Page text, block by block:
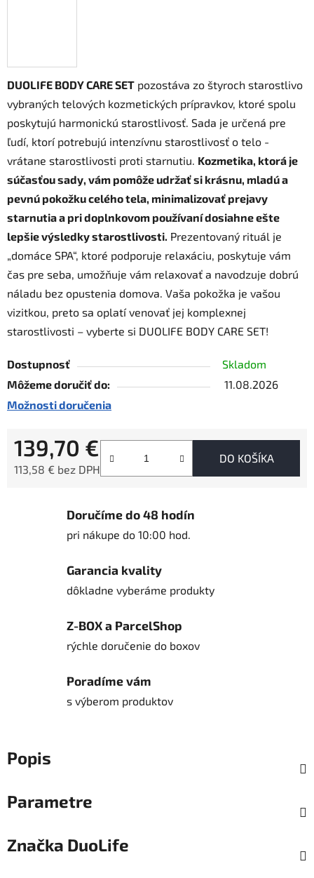
DUOLIFE BODY CARE SET pozostáva zo štyroch starostlivo
vybraných telových kozmetických prípravkov, ktoré spolu
poskytujú harmonickú starostlivosť. Sada je určená pre
ľudí, ktorí potrebujú intenzívnu starostlivosť o telo -
vrátane starostlivosti proti starnutiu. Kozmetika, ktorá je
súčasťou sady, vám pomôže udržať si krásnu, mladú a
pevnú pokožku celého tela, minimalizovať prejavy
starnutia a pri doplnkovom používaní dosiahne ešte
lepšie výsledky starostlivosti. Prezentovaný rituál je
„domáce SPA“, ktoré podporuje relaxáciu, poskytuje vám
čas pre seba, umožňuje vám relaxovať a navodzuje dobrú
náladu bez opustenia domova. Vaša pokožka je vašou
vizitkou, preto sa oplatí venovať jej komplexnej
starostlivosti – vyberte si DUOLIFE BODY CARE SET!
Dostupnosť
Skladom
Môžeme doručiť do:
11.08.2026
Možnosti doručenia
139,70 €
113,58 € bez DPH
DO KOŠÍKA
Doručíme do 48 hodín
pri nákupe do 10:00 hod.
Garancia kvality
dôkladne vyberáme produkty
Z-BOX a ParcelShop
rýchle doručenie do boxov
Poradíme vám
s výberom produktov
Popis
Parametre
Značka DuoLife